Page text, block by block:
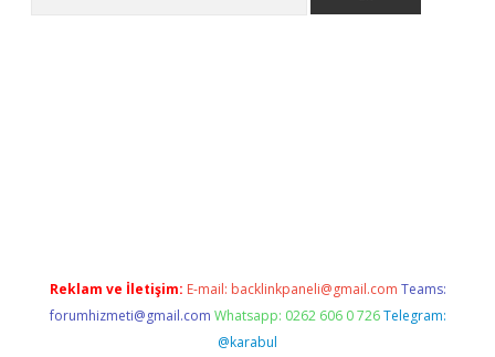
Reklam ve İletişim: E-mail: backlinkpaneli@gmail.com Teams:
forumhizmeti@gmail.com Whatsapp: 0262 606 0 726 Telegram:
@karabul